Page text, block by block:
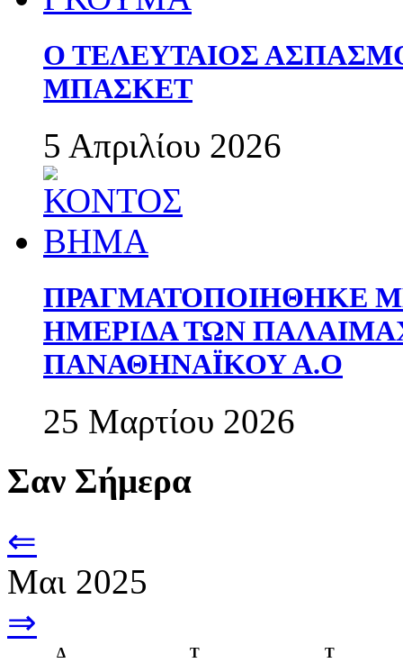
Ο ΤΕΛΕΥΤΑΙΟΣ
ΜΠΑΣΚΕΤ
5 Απριλίου 2026
ΠΡΑΓΜΑΤΟΠΟΙΗΘΗΚΕ
ΗΜΕΡΙΔΑ ΤΩΝ
ΠΑΝΑΘΗΝΑΪΚΟΥ Α.Ο
25 Μαρτίου 2026
Σαν Σήμερα
⇐
Μαι 2025
⇒
Δ Τ
Τ